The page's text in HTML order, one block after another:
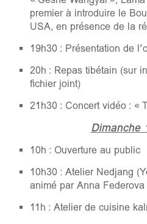
premier à introduire le
USA, en présence de la
19h30 : Présentation de
20h : Repas tibétain (sur
fichier joint)
21h30 : Concert vidéo : «
Dimanche
10h : Ouverture au public
10h30 : Atelier Nedjang
animé par Anna Federova
11h : Atelier de cuisine